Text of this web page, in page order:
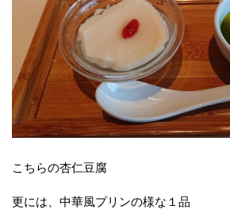
こちらの杏仁豆腐
更には、中華風プリンの様な１品